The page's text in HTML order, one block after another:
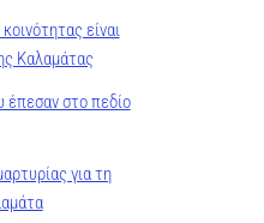
είναι
Καλαμάτας
έπεσαν στο πεδίο
για τη